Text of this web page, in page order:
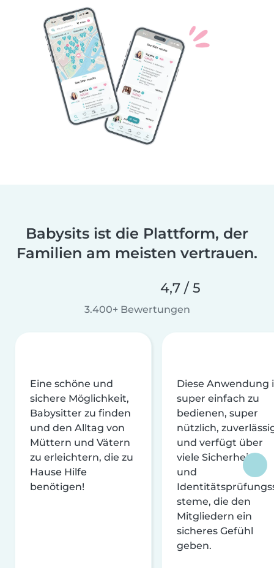
Babysits ist die Plattform, der
Familien am meisten vertrauen.
4,7 / 5
3.400+ Bewertungen
Eine schöne und
sichere Möglichkeit,
Babysitter zu finden
und den Alltag von
Müttern und Vätern
zu erleichtern, die zu
Hause Hilfe
benötigen!
Diese Anwendung
super einfach zu
bedienen, super
nützlich,
und verfügt über
viele Sicherheits-
und
steme, die den
Mitgliedern ein
sicheres Gefühl
geben.